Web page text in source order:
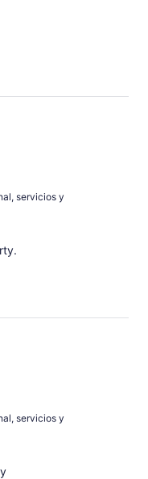
servicios y
servicios y